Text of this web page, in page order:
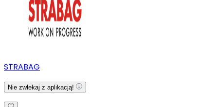
STRABAG
Nie zwlekaj z aplikacją!